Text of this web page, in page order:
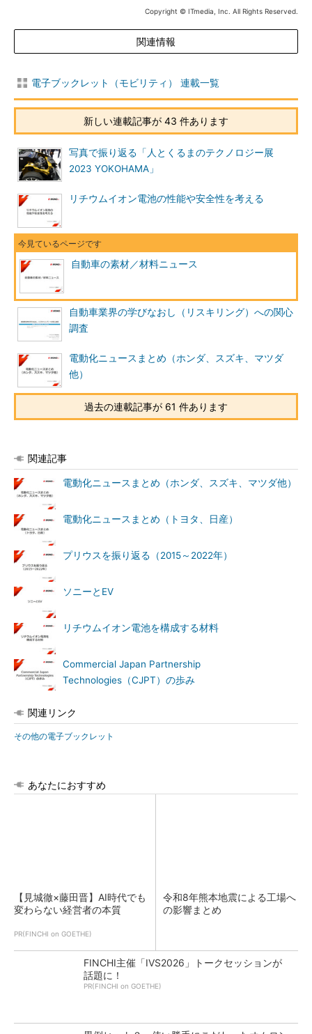
Copyright © ITmedia, Inc. All Rights Reserved.
関連情報
電子ブックレット（モビリティ） 連載一覧
新しい連載記事が 43 件あります
写真で振り返る「人とくるまのテクノロジー展
2023 YOKOHAMA」
リチウムイオン電池の性能や安全性を考える
自動車の素材／材料ニュース
自動車業界の学びなおし（リスキリング）への関心
調査
電動化ニュースまとめ（ホンダ、スズキ、マツダ
他）
過去の連載記事が 61 件あります
関連記事
電動化ニュースまとめ（ホンダ、スズキ、マツダ他）
電動化ニュースまとめ（トヨタ、日産）
プリウスを振り返る（2015～2022年）
ソニーとEV
リチウムイオン電池を構成する材料
Commercial Japan Partnership
Technologies（CJPT）の歩み
関連リンク
その他の電子ブックレット
あなたにおすすめ
【見城徹×藤田晋】AI時代でも
変わらない経営者の本質
PR(FINCHI on GOETHE)
令和8年熊本地震による工場へ
の影響まとめ
FINCHI主催「IVS2026」トークセッションが
話題に！
PR(FINCHI on GOETHE)